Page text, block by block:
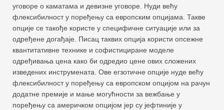
уговоре о каматама и девизне уговоре. Нуди већу
флексибилност у поређењу са европским опцијама. Такве
опције се такође користе у специфичне ситуације или за
одређене догађаје. Писац таквих опција користи опсежне
квантитативне технике и софистициране моделе
одређивања цена како би одредио цене ових сложених
изведених инструмената. Ове егзотичне опције нуде већу
флексибилност у поређењу са европском опцијом на рачун
додатне премије и мање могућности за вежбање у
поређењу са америчком опцијом јер су јефтиније у